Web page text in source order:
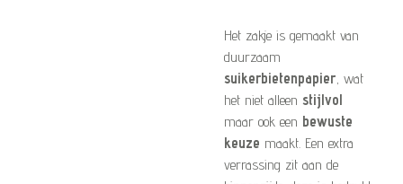
Het zakje is gemaakt van
duurzaam
suikerbietenpapier , wat
het niet alleen stijlvol
maar ook een bewuste
keuze maakt. Een extra
verrassing zit aan de